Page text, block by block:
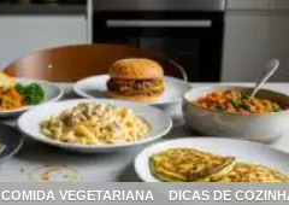
COMIDA VEGETARIANA DICAS DE